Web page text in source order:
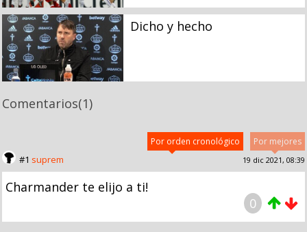
Dicho y hecho
Comentarios(1)
Por mejores
Por orden cronológico
#1 suprem 19 dic 2021, 08:39
Charmander te elijo a ti!
0